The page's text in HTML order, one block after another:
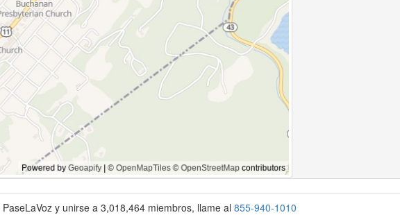
y unirse a 3,018,464 miembros, llame al 855-940-1010